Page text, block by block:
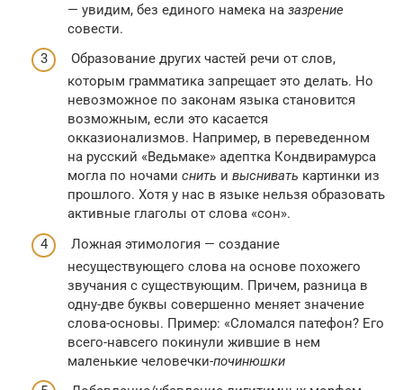
— увидим, без единого намека на зазрение
совести.
Образование других частей речи от слов,
которым грамматика запрещает это делать. Но
невозможное по законам языка становится
возможным, если это касается
окказионализмов. Например, в переведенном
на русский «Ведьмаке» адептка Кондвирамурса
могла по ночами снить и выснивать картинки из
прошлого. Хотя у нас в языке нельзя образовать
активные глаголы от слова «сон».
Ложная этимология — создание
несуществующего слова на основе похожего
звучания с существующим. Причем, разница в
одну-две буквы совершенно меняет значение
слова-основы. Пример: «Сломался патефон? Его
всего-навсего покинули жившие в нем
маленькие человечки-починюшки